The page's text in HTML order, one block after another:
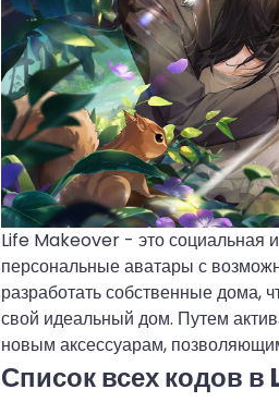
Life Makeover - это социальная
персональные аватары с
разработать собственные дома,
свой идеальный дом. Путем
новым аксессуарам,
Список всех кодов